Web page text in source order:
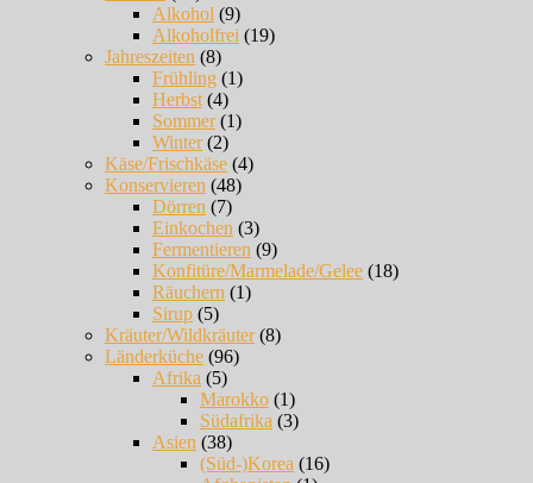
Alkohol (9)
Alkoholfrei (19)
Jahreszeiten (8)
Frühling (1)
Herbst(4)
Sommer(1)
Winter(2)
Käse/Frischkäse (4)
Konservieren (48)
Dörren (7)
Einkochen (3)
Fermentieren (9)
Konfitüre/Marmelade/Gelee (18)
Räuchern (1)
Sirup (5)
Kräuter/Wildkräuter(8)
Länderküche (96)
Afrika (5)
Marokko (1)
Südafrika (3)
Asien (38)
(Süd-)Korea (16)